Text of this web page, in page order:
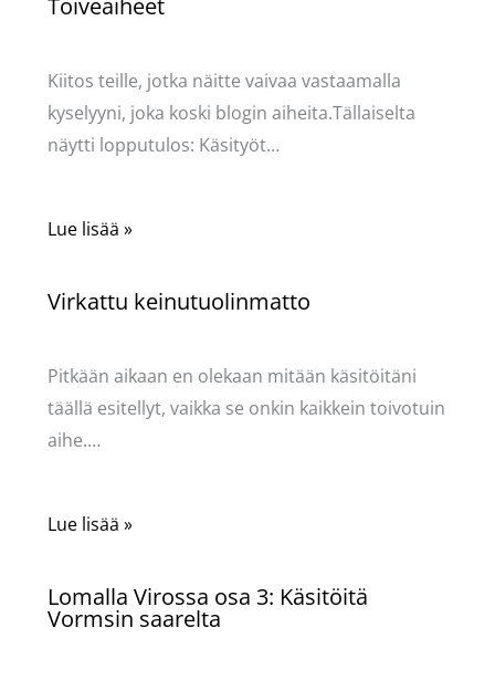
Kiitos teille, jotka näitte vaivaa vastaamalla
kyselyyni, joka koski blogin aiheita.Tällaiselta
näytti lopputulos: Käsityöt…
Lue lisää »
Virkattu keinutuolinmatto
Pitkään aikaan en olekaan mitään käsitöitäni
täällä esitellyt, vaikka se onkin kaikkein toivotuin
aihe.…
Lue lisää »
Lomalla Virossa osa 3: Käsitöitä
Vormsin saarelta